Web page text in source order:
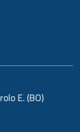
E. (BO)